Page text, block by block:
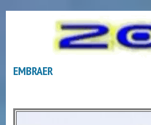
EMBRAER